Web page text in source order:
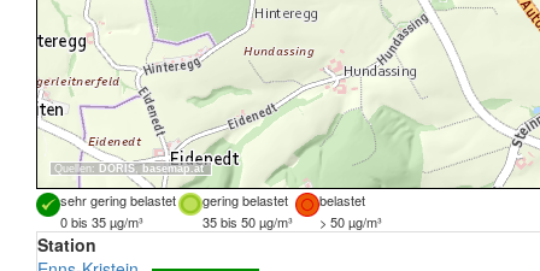
Quellen: DORIS, basemap.at
sehr gering belastet gering belastet
belastet
0 bis 35 µg/m³
35 bis 50 µg/m³ > 50 µg/m³
Station